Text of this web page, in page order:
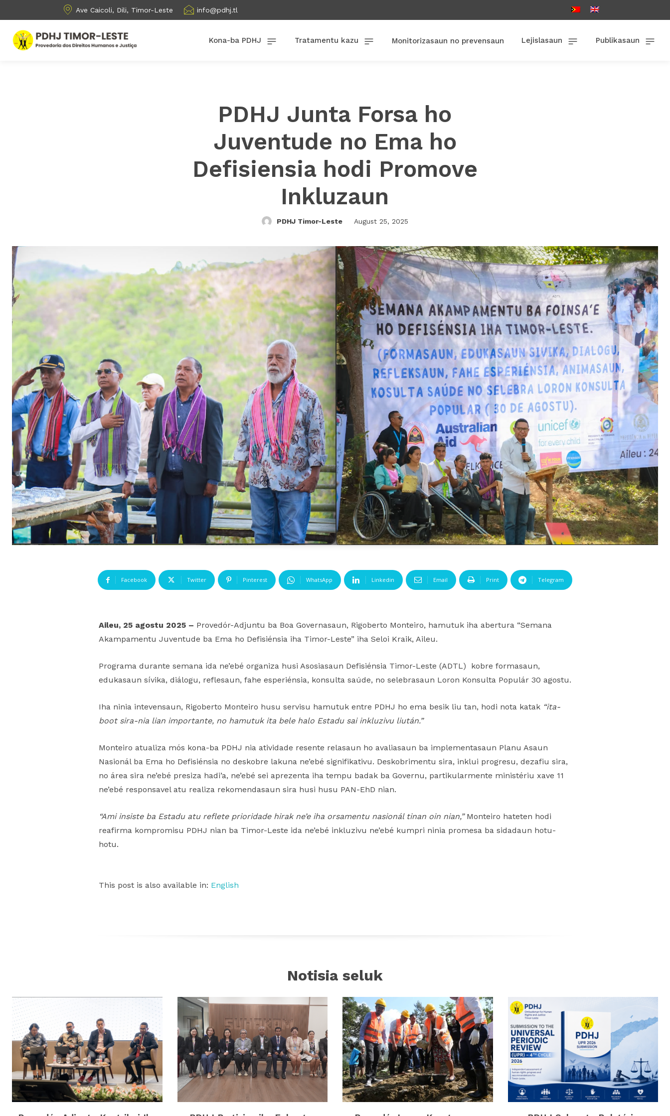
Ave Caicoli, Dili, Timor-Leste info@pdhj.tl
Kona-ba PDHJ Tratamentu kazu Monitorizasaun no prevensaun Lejislasaun Publikasaun
PDHJ Junta Forsa ho
Juventude no Ema ho
Defisiensia hodi Promove
Inkluzaun
PDHJ Timor-Leste August 25, 2025
Facebook Twitter Pinterest WhatsApp Linkedin Email Print Telegram
Aileu, 25 agostu 2025 – Provedór-Adjuntu ba Boa Governasaun, Rigoberto Monteiro, hamutuk iha abertura “Semana
Akampamentu Juventude ba Ema ho Defisiénsia iha Timor-Leste” iha Seloi Kraik, Aileu.
Programa durante semana ida ne’ebé organiza husi Asosiasaun Defisiénsia Timor-Leste (ADTL) kobre formasaun,
edukasaun sívika, diálogu, reflesaun, fahe esperiénsia, konsulta saúde, no selebrasaun Loron Konsulta Populár 30 agostu.
Iha ninia intevensaun, Rigoberto Monteiro husu servisu hamutuk entre PDHJ ho ema besik liu tan, hodi nota katak “ita-
boot sira-nia lian importante, no hamutuk ita bele halo Estadu sai inkluzivu liután.”
Monteiro atualiza mós kona-ba PDHJ nia atividade resente relasaun ho avaliasaun ba implementasaun Planu Asaun
Nasionál ba Ema ho Defisiénsia no deskobre lakuna ne’ebé signifikativu. Deskobrimentu sira, inklui progresu, dezafiu sira,
no área sira ne’ebé presiza hadi’a, ne’ebé sei aprezenta iha tempu badak ba Governu, partikularmente ministériu xave 11
ne’ebé responsavel atu realiza rekomendasaun sira husi husu PAN-EhD nian.
“Ami insiste ba Estadu atu reflete prioridade hirak ne’e iha orsamentu nasionál tinan oin nian,”Monteiro hateten hodi
reafirma kompromisu PDHJ nian ba Timor-Leste ida ne’ebé inkluzivu ne’ebé kumpri ninia promesa ba sidadaun hotu-
hotu.
This post is also available in: English
Notisia seluk